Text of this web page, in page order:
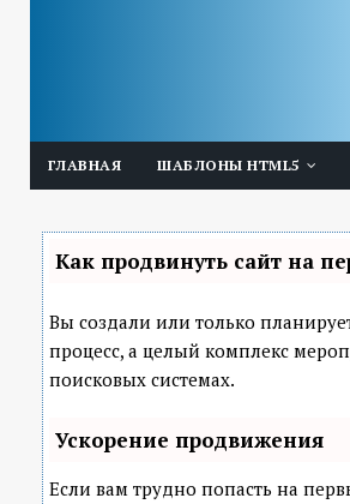
ГЛАВНАЯ ШАБЛОНЫ HTML5
Как продвинуть сайт на
Вы создали или только
процесс, а целый комплекс
поисковых системах.
Ускорение продвижения
Если вам трудно попасть на